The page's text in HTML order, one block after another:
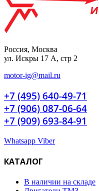
Россия, Москва
ул. Искры 17 А, стр 2
motor-ig@mail.ru
+7 (495) 640-49-71
+7 (906) 087-06-64
+7 (909) 693-84-91
Whatsapp Viber
КАТАЛОГ
В наличии на складе